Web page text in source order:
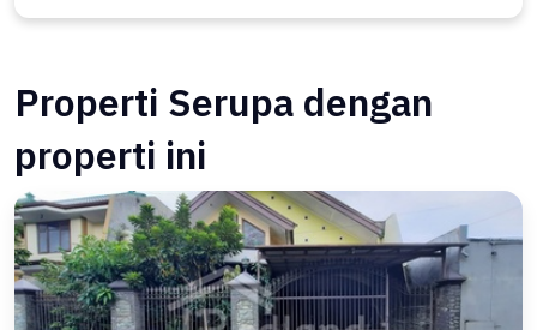
Properti Serupa dengan
properti ini